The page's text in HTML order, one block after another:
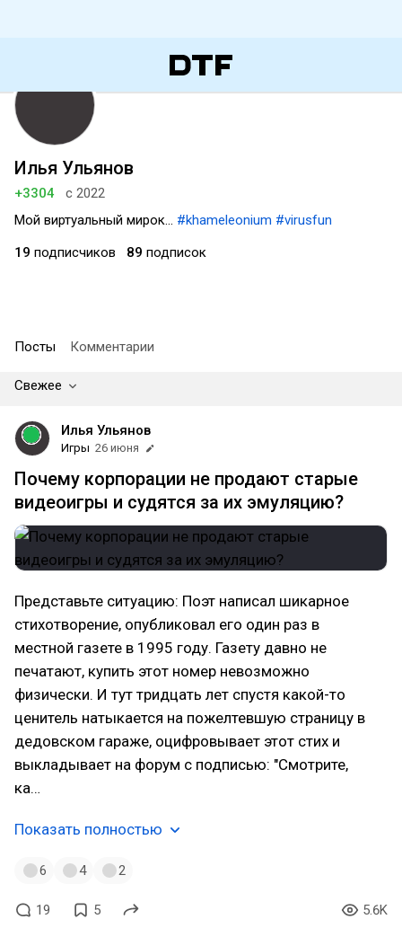
Илья Ульянов
+3304
с 2022
Мой виртуальный мирок... #khameleonium #virusfun
19 подписчиков 89 подписок
Посты Комментарии
Свежее
Илья Ульянов
Игры 26 июня
Почему корпорации не продают старые
видеоигры и судятся за их эмуляцию?
Представьте ситуацию: Поэт написал шикарное
стихотворение, опубликовал его один раз в
местной газете в 1995 году. Газету давно не
печатают, купить этот номер невозможно
физически. И тут тридцать лет спустя какой-то
ценитель натыкается на пожелтевшую страницу в
дедовском гараже, оцифровывает этот стих и
выкладывает на форум с подписью: "Смотрите,
ка…
Показать полностью
6 4 2
19 5 5.6K